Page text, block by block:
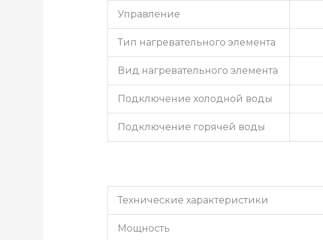
Управление
Тип нагревательного элемента
Вид нагревательного элемента
Подключение холодной воды
Подключение горячей воды
Технические характеристики
Мощность